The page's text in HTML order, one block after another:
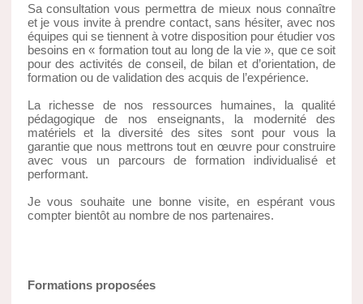
Sa consultation vous permettra de mieux nous connaître
et je vous invite à prendre contact, sans hésiter, avec nos
équipes qui se tiennent à votre disposition pour étudier vos
besoins en « formation tout au long de la vie », que ce soit
pour des activités de conseil, de bilan et d’orientation, de
formation ou de validation des acquis de l’expérience.
La richesse de nos ressources humaines, la qualité
pédagogique de nos enseignants, la modernité des
matériels et la diversité des sites sont pour vous la
garantie que nous mettrons tout en œuvre pour construire
avec vous un parcours de formation individualisé et
performant.
Je vous souhaite une bonne visite, en espérant vous
compter bientôt au nombre de nos partenaires.
Formations proposées